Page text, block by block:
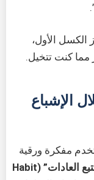
الكسل الأول،
مما كنت تتخيل.
الإشباع
مفكرة ورقية
“متتبع العادات” (Habit